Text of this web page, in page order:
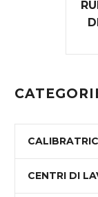
CENTRI DI